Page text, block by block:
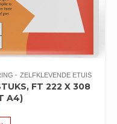
ZELFKLEVENDE ETUIS
FT 222 X 308
A4)